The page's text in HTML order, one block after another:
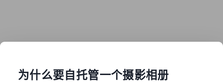
为什么要自托管一个摄影相册